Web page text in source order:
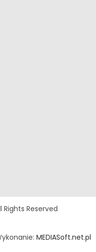
Reserved
MEDIASoft.net.pl